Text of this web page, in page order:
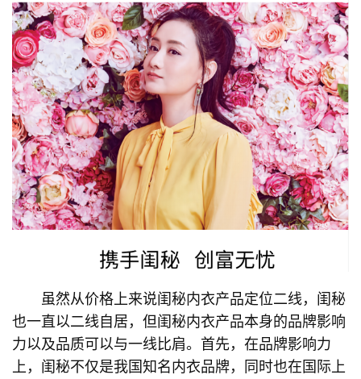
虽然从价格上来说闺秘内衣产品定位二线，闺秘
也一直以二线自居，但闺秘内衣产品本身的品牌影响
力以及品质可以与一线比肩。首先，在品牌影响力
上，闺秘不仅是我国知名内衣品牌，同时也在国际上